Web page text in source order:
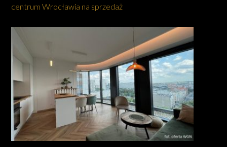
centrum Wrocławia na sprzedaż